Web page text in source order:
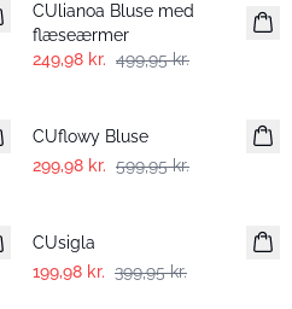
CUlianoa Bluse med
flæseærmer
249,98 kr. 499,95 kr.
CUflowy Bluse
299,98 kr. 599,95 kr.
CUsigla
199,98 kr. 399,95 kr.